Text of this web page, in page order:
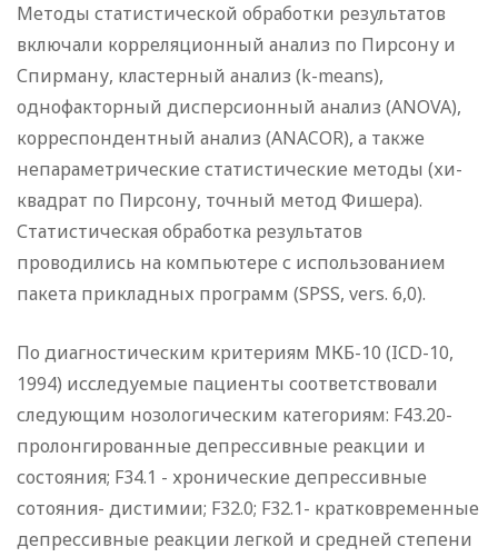
Методы статистической обработки результатов
включали корреляционный анализ по Пирсону и
Спирману, кластерный анализ (k-means),
однофакторный дисперсионный анализ (ANOVA),
корреспондентный анализ (ANACOR), а также
непараметрические статистические методы (хи-
квадрат по Пирсону, точный метод Фишера).
Статистическая обработка результатов
проводились на компьютере с использованием
пакета прикладных программ (SPSS, vers. 6,0).
По диагностическим критериям МКБ-10 (ICD-10,
1994) исследуемые пациенты соответствовали
следующим нозологическим категориям: F43.20-
пролонгированные депрессивные реакции и
состояния; F34.1 - хронические депрессивные
сотояния- дистимии; F32.0; F32.1- кратковременные
депрессивные реакции легкой и средней степени